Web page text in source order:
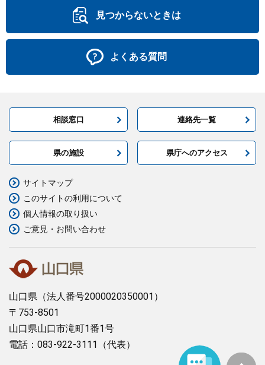
見つからないときは
よくある質問
相談窓口 連絡先一覧
県の施設 県庁へのアクセス
山口県 （法人番号2000020350001）
〒753-8501
山口県山口市滝町1番1号
電話：083-922-3111（代表）
サイトマップ
このサイトの利用について
個人情報の取り扱い
ご意見・お問い合わせ